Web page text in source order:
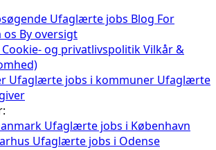
Ufaglærte jobs Blog For
os By oversigt
Cookie- og privatlivspolitikVilkår &
Ufaglærte jobs i kommuner Ufaglærte
Ufaglærte jobs i København
Ufaglærte jobs i Odense